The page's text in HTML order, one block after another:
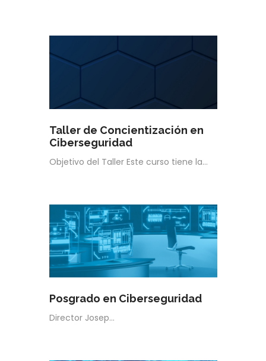
Taller de Concientización en
Ciberseguridad
Objetivo del Taller Este curso tiene la…
Posgrado en Ciberseguridad
Director Josep…